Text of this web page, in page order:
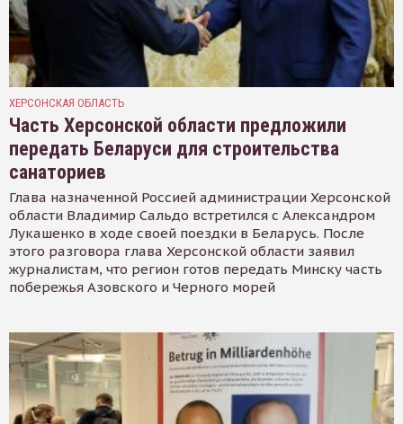
ХЕРСОНСКАЯ ОБЛАСТЬ
Часть Херсонской области предложили
передать Беларуси для строительства
санаториев
Глава назначенной Россией администрации Херсонской
области Владимир Сальдо встретился с Александром
Лукашенко в ходе своей поездки в Беларусь. После
этого разговора глава Херсонской области заявил
журналистам, что регион готов передать Минску часть
побережья Азовского и Черного морей